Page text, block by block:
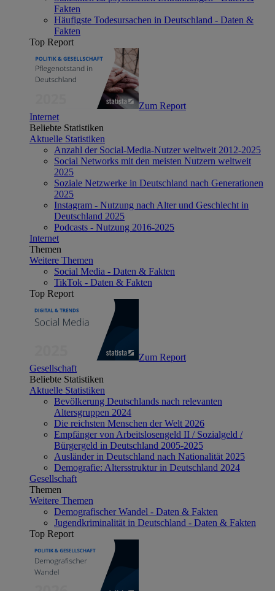
Fakten
Häufigste Todesursachen in Deutschland - Daten &
Fakten
Top Report
Zum Report
Internet
Beliebte Statistiken
Aktuelle Statistiken
Anzahl der Social-Media-Nutzer weltweit 2012-2025
Social Networks mit den meisten Nutzern weltweit
2025
Soziale Netzwerke in Deutschland nach Generationen
2025
Instagram - Nutzung nach Alter und Geschlecht in
Deutschland 2025
Podcasts - Nutzung 2016-2025
Internet
Themen
Weitere Themen
Social Media - Daten & Fakten
TikTok - Daten & Fakten
Top Report
Zum Report
Gesellschaft
Beliebte Statistiken
Aktuelle Statistiken
Bevölkerung Deutschlands nach relevanten
Altersgruppen 2024
Die reichsten Menschen der Welt 2026
Empfänger von Arbeitslosengeld II / Sozialgeld /
Bürgergeld in Deutschland 2005-2025
Ausländer in Deutschland nach Nationalität 2025
Demografie: Altersstruktur in Deutschland 2024
Gesellschaft
Themen
Weitere Themen
Demografischer Wandel - Daten & Fakten
Jugendkriminalität in Deutschland - Daten & Fakten
Top Report